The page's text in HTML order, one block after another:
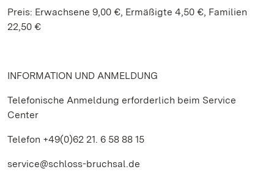
Preis: Erwachsene 9,00 €, Ermäßigte 4,50 €, Familien
22,50 €
INFORMATION UND ANMELDUNG
Telefonische Anmeldung erforderlich beim Service
Center
Telefon +49(0)62 21. 6 58 88 15
service@schloss-bruchsal.de